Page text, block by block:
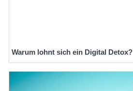
Warum lohnt sich ein Digital Detox?